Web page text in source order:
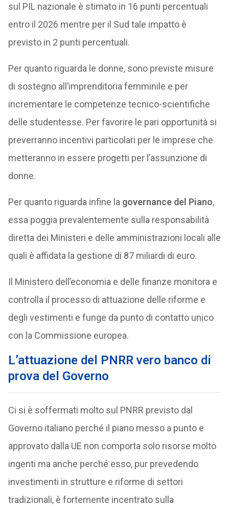
sul PIL nazionale è stimato in 16 punti percentuali
entro il 2026 mentre per il Sud tale impatto è
previsto in 2 punti percentuali.
Per quanto riguarda le donne, sono previste misure
di sostegno all’imprenditoria femminile e per
incrementare le competenze tecnico-scientifiche
delle studentesse. Per favorire le pari opportunità si
preverranno incentivi particolari per le imprese che
metteranno in essere progetti per l’assunzione di
donne.
Per quanto riguarda infine la governance del Piano,
essa poggia prevalentemente sulla responsabilità
diretta dei Ministeri e delle amministrazioni locali alle
quali è affidata la gestione di 87 miliardi di euro.
Il Ministero dell’economia e delle finanze monitora e
controlla il processo di attuazione delle riforme e
degli vestimenti e funge da punto di contatto unico
con la Commissione europea.
L’attuazione del PNRR vero banco di
prova del Governo
Ci si è soffermati molto sul PNRR previsto dal
Governo italiano perché il piano messo a punto e
approvato dalla UE non comporta solo risorse molto
ingenti ma anche perché esso, pur prevedendo
investimenti in strutture e riforme di settori
tradizionali, è fortemente incentrato sulla